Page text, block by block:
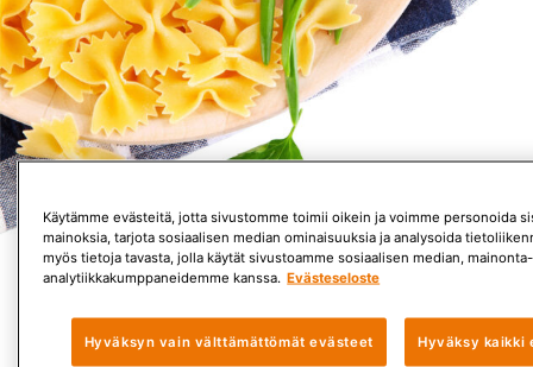
Käytämme evästeitä, jotta sivustomme toimii oikein ja voimme personoida
mainoksia, tarjota sosiaalisen median ominaisuuksia ja analysoida
myös tietoja tavasta, jolla käytät sivustoamme sosiaalisen median,
analytiikkakumppaneidemme kanssa. Evästeseloste
Hyväksyn vain välttämättömät evästeet Hyväksy kaikki